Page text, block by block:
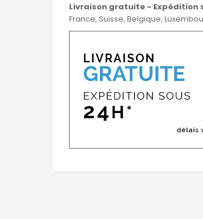
Livraison gratuite - Expédition
France, Suisse, Belgique,